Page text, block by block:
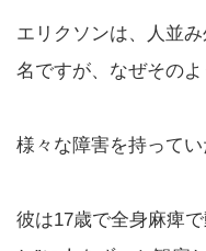
エリクソンは、人並
名ですが、なぜそのよ
様々な障害を持ってい
彼は17歳で全身麻痺